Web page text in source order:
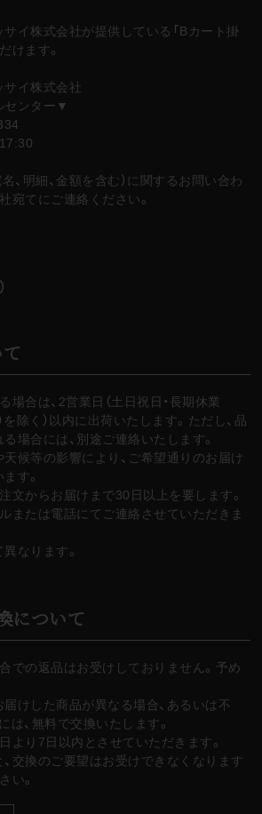
イ株式会社が提供している「Bカート掛
けます。
サイ株式会社
センター▼
、明細、金額を含む）に関するお問い合わ
宛てにご連絡ください。
場合は、2営業日（土日祝日・長期休業
を除く）以内に出荷いたします。ただし、品
場合には、別途ご連絡いたします。
候等の影響により、ご希望通りのお届け
す。
文からお届けまで30日以上を要します。
または電話にてご連絡させていただきま
なります。
について
での返品はお受けしておりません。予め
けした商品が異なる場合、あるいは不
は、無料で交換いたします。
より7日以内とさせていただきます。
、交換のご要望はお受けできなくなります
い。